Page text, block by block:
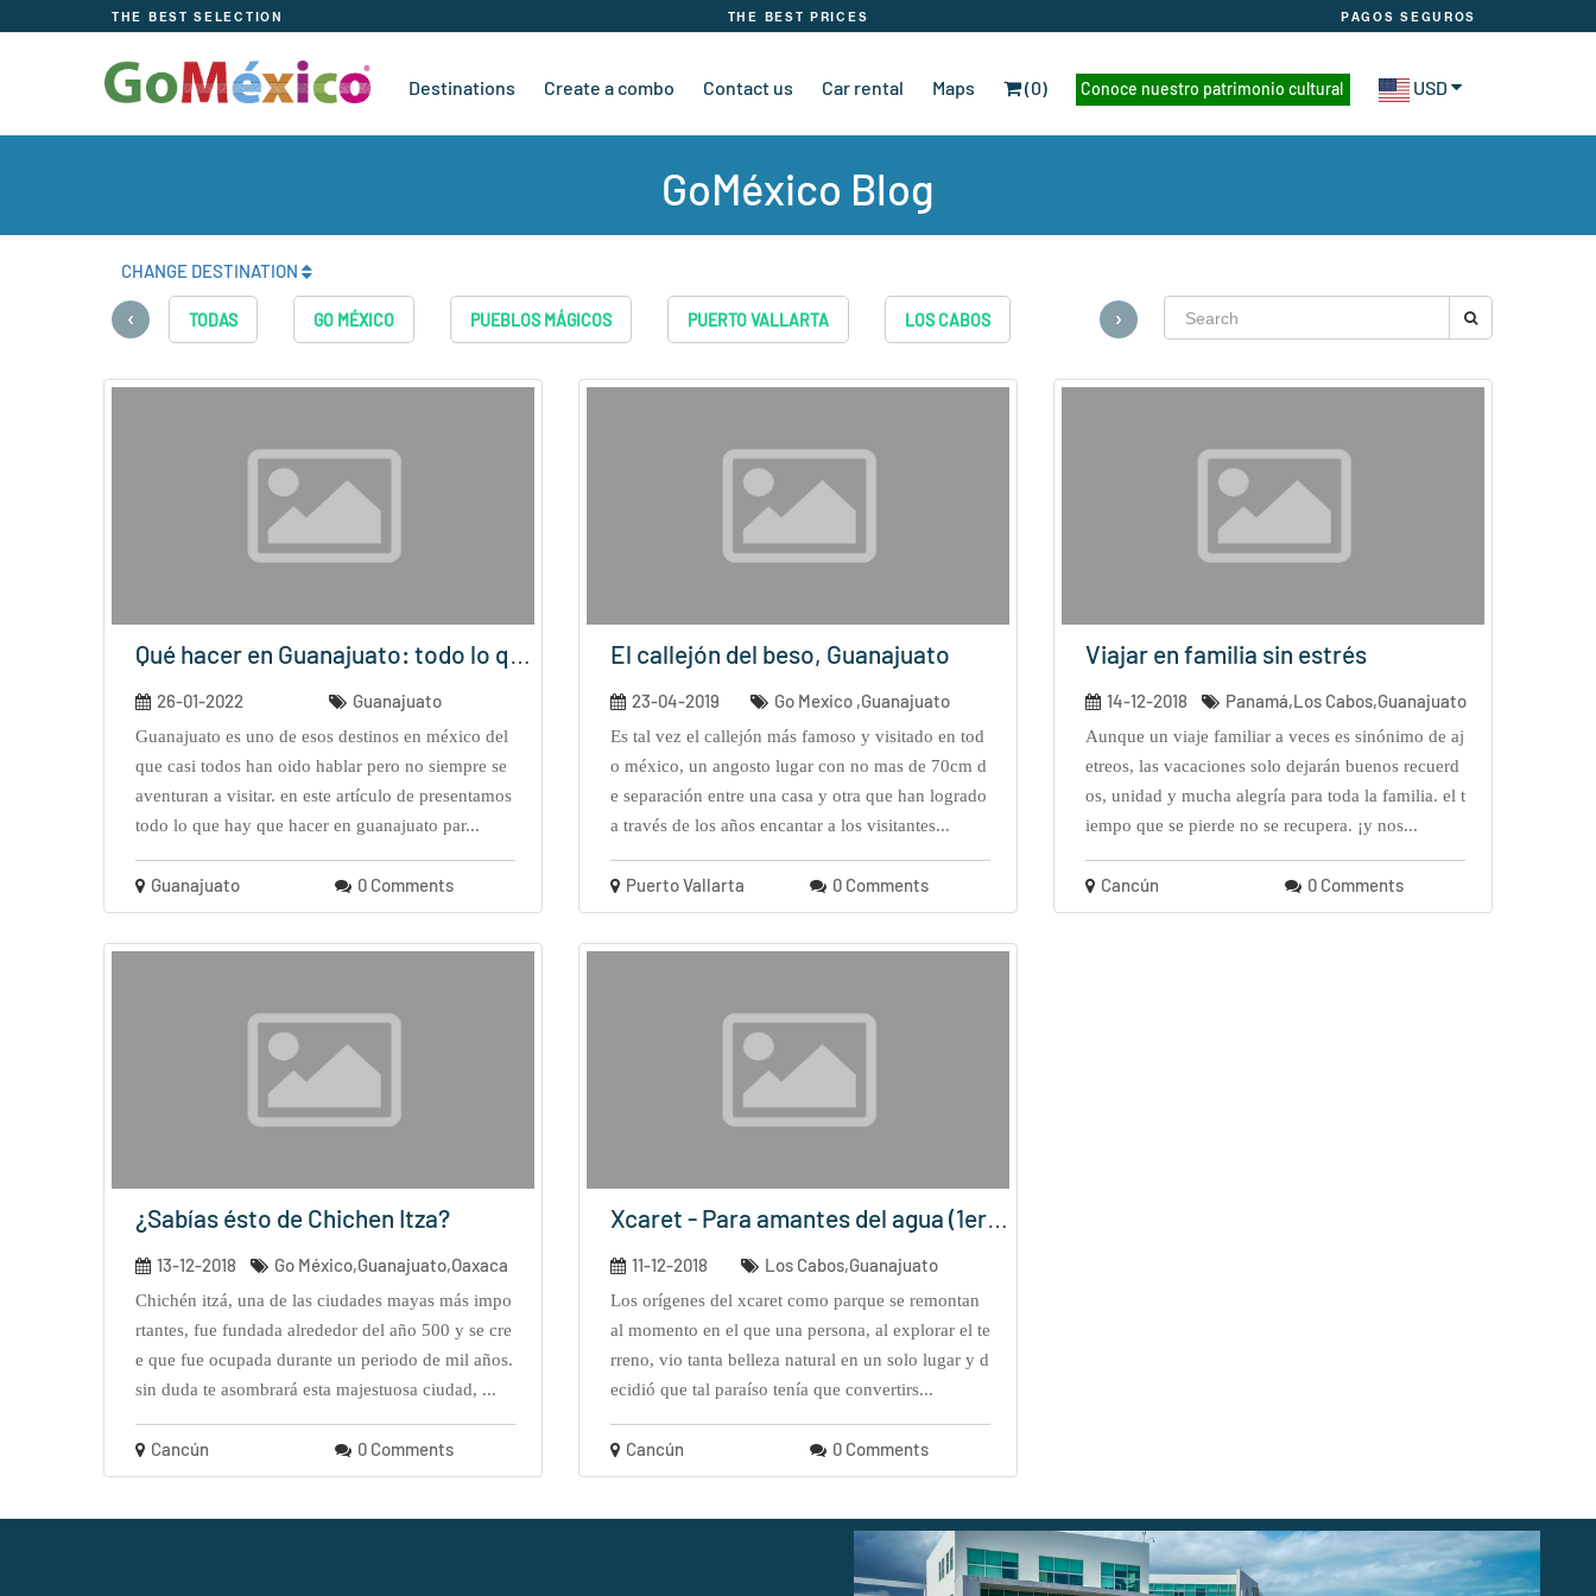
THE BEST SELECTION THE BEST PRICES PAGOS SEGUROS
Destinations Create a combo Contact us Car rental Maps (0) Conoce nuestro patrimonio cultural USD
GoMéxico Blog
CHANGE DESTINATION
TODAS GO MÉXICO PUEBLOS MÁGICOS PUERTO VALLARTA LOS CABOS
‹ ›
Qué hacer en Guanajuato: todo lo que...
26-01-2022 Guanajuato
guanajuato es uno de esos destinos en méxico del
que casi todos han oido hablar pero no siempre se
aventuran a visitar. en este artículo de presentamos
todo lo que hay que hacer en guanajuato par...
Guanajuato 0 Comments
El callejón del beso, Guanajuato
23-04-2019 Go Mexico ,Guanajuato
es tal vez el callejón más famoso y visitado en tod
o méxico, un angosto lugar con no mas de 70cm d
e separación entre una casa y otra que han logrado
a través de los años encantar a los visitantes...
Puerto Vallarta 0 Comments
Viajar en familia sin estrés
14-12-2018 Panamá,Los Cabos,Guanajuato
aunque un viaje familiar a veces es sinónimo de aj
etreos, las vacaciones solo dejarán buenos recuerd
os, unidad y mucha alegría para toda la familia. el t
iempo que se pierde no se recupera. ¡y nos...
Cancún 0 Comments
¿Sabías ésto de Chichen Itza?
13-12-2018 Go México,Guanajuato,Oaxaca
chichén itzá, una de las ciudades mayas más impo
rtantes, fue fundada alrededor del año 500 y se cre
e que fue ocupada durante un periodo de mil años.
sin duda te asombrará esta majestuosa ciudad, ...
Cancún 0 Comments
Xcaret - Para amantes del agua (1era...
11-12-2018 Los Cabos,Guanajuato
los orígenes del xcaret como parque se remontan
al momento en el que una persona, al explorar el te
rreno, vio tanta belleza natural en un solo lugar y d
ecidió que tal paraíso tenía que convertirs...
Cancún 0 Comments